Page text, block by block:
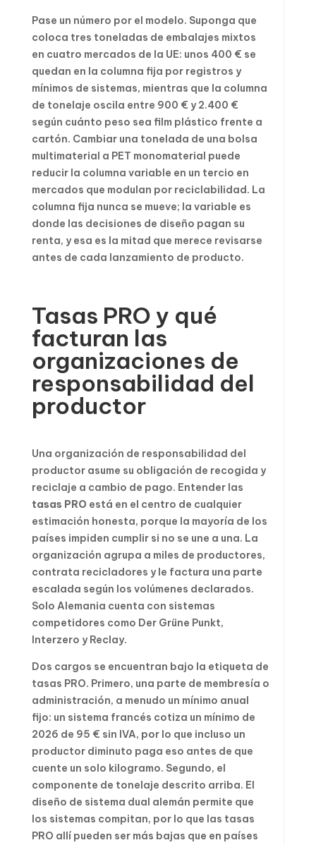
Pase un número por el modelo. Suponga que
coloca tres toneladas de embalajes mixtos
en cuatro mercados de la UE: unos 400 € se
quedan en la columna fija por registros y
mínimos de sistemas, mientras que la columna
de tonelaje oscila entre 900 € y 2.400 €
según cuánto peso sea film plástico frente a
cartón. Cambiar una tonelada de una bolsa
multimaterial a PET monomaterial puede
reducir la columna variable en un tercio en
mercados que modulan por reciclabilidad. La
columna fija nunca se mueve; la variable es
donde las decisiones de diseño pagan su
renta, y esa es la mitad que merece revisarse
antes de cada lanzamiento de producto.
Tasas PRO y qué
facturan las
organizaciones de
responsabilidad del
productor
Una organización de responsabilidad del
productor asume su obligación de recogida y
reciclaje a cambio de pago. Entender las
tasas PRO está en el centro de cualquier
estimación honesta, porque la mayoría de los
países impiden cumplir si no se une a una. La
organización agrupa a miles de productores,
contrata recicladores y le factura una parte
escalada según los volúmenes declarados.
Solo Alemania cuenta con sistemas
competidores como Der Grüne Punkt,
Interzero y Reclay.
Dos cargos se encuentran bajo la etiqueta de
tasas PRO. Primero, una parte de membresía o
administración, a menudo un mínimo anual
fijo: un sistema francés cotiza un mínimo de
2026 de 95 € sin IVA, por lo que incluso un
productor diminuto paga eso antes de que
cuente un solo kilogramo. Segundo, el
componente de tonelaje descrito arriba. El
diseño de sistema dual alemán permite que
los sistemas compitan, por lo que las tasas
PRO allí pueden ser más bajas que en países